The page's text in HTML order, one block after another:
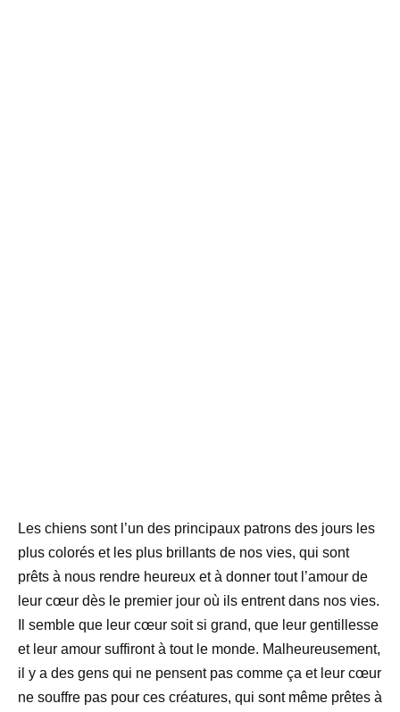
Les chiens sont l’un des principaux patrons des jours les
plus colorés et les plus brillants de nos vies, qui sont
prêts à nous rendre heureux et à donner tout l’amour de
leur cœur dès le premier jour où ils entrent dans nos vies.
Il semble que leur cœur soit si grand, que leur gentillesse
et leur amour suffiront à tout le monde. Malheureusement,
il y a des gens qui ne pensent pas comme ça et leur cœur
ne souffre pas pour ces créatures, qui sont même prêtes à